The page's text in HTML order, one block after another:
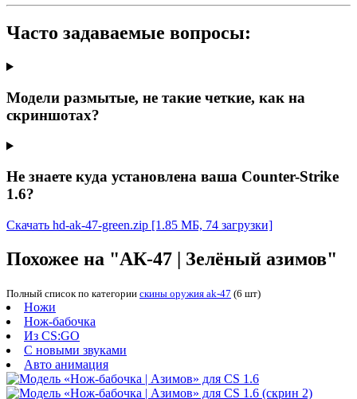
Часто задаваемые вопросы:
Модели размытые, не такие четкие, как на
скриншотах?
Не знаете куда установлена ваша Counter-Strike
1.6?
Скачать hd-ak-47-green.zip [1.85 МБ, 74 загрузки]
Похожее на "АК-47 | Зелёный азимов"
Полный список по категории скины оружия ak-47 (6 шт)
Ножи
Нож-бабочка
Из CS:GO
С новыми звуками
Авто анимация